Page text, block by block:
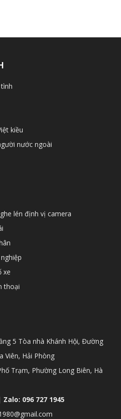
kiều
nước ngoài
lén định vị camera
xe
thoại
5 Tòa nhà Khánh Hội, Đường
Viên, Hải Phòng
Trạm, Phường Long Biên, Hà
096 727 1945